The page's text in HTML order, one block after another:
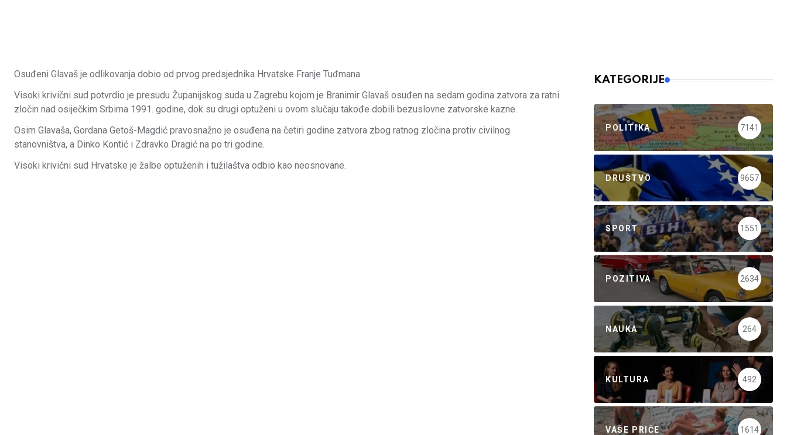
Osuđeni Glavaš je odlikovanja dobio od prvog predsjednika Hrvatske Franje Tuđmana.
Visoki krivični sud potvrdio je presudu Županijskog suda u Zagrebu kojom je Branimir Glavaš osuđen na sedam godina zatvora za ratni
zločin nad osiječkim Srbima 1991. godine, dok su drugi optuženi u ovom slučaju takođe dobili bezuslovne zatvorske kazne.
Osim Glavaša, Gordana Getoš-Magdić pravosnažno je osuđena na četiri godine zatvora zbog ratnog zločina protiv civilnog
stanovništva, a Dinko Kontić i Zdravko Dragić na po tri godine.
Visoki krivični sud Hrvatske je žalbe optuženih i tužilaštva odbio kao neosnovane.
KATEGORIJE
POLITIKA 7141
DRUŠTVO 9657
SPORT 1551
POZITIVA 2634
NAUKA 264
KULTURA 492
VAŠE PRIČE 1614